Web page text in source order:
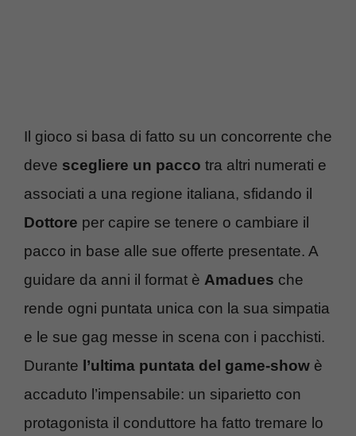
Il gioco si basa di fatto su un concorrente che
deve scegliere un pacco tra altri numerati e
associati a una regione italiana, sfidando il
Dottore per capire se tenere o cambiare il
pacco in base alle sue offerte presentate. A
guidare da anni il format è Amadues che
rende ogni puntata unica con la sua simpatia
e le sue gag messe in scena con i pacchisti.
Durante l’ultima puntata del game-show è
accaduto l’impensabile: un siparietto con
protagonista il conduttore ha fatto tremare lo